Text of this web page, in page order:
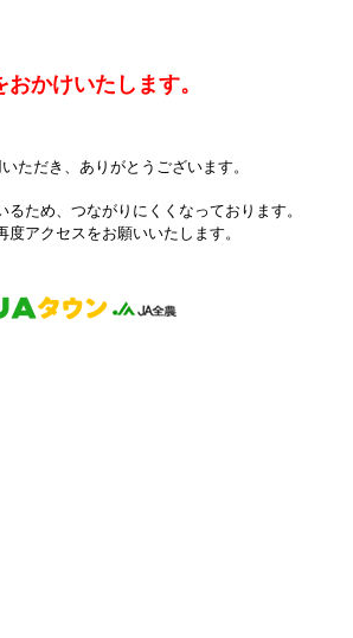
おかけいたします。
ただき、ありがとうございます。
ため、つながりにくくなっております。
度アクセスをお願いいたします。